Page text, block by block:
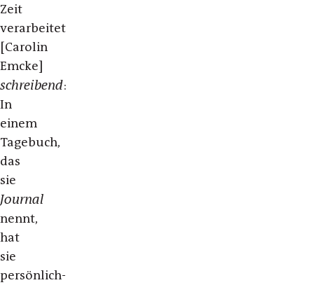
Zeit
verarbeitet
[Carolin
Emcke]
schreibend:
In
einem
Tagebuch,
das
sie
Journal
nennt,
hat
sie
persönlich-